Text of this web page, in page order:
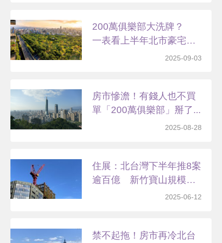
200萬俱樂部大洗牌？
一表看上半年北市豪宅
2025-09-03
房市慘澹！有錢人也不買
單「200萬俱樂部」掰了...
2025-08-28
住展：北台灣下半年推8案
逾百億 新竹寶山規模
2025-06-12
禁不起拖！房市再冷北台